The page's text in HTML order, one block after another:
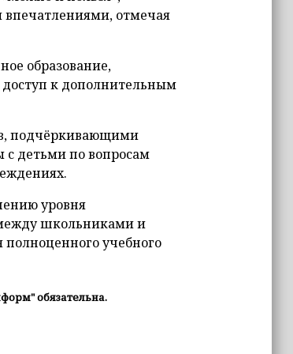
отмечая
образование,
к дополнительным
подчёркивающими
с детьми по вопросам
уровня
школьниками и
учебного
обязательна.